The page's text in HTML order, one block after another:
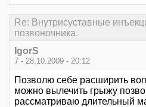
Re: Внутрисуставные
позвоночника.
IgorS
7 - 28.10.2009 - 20:12
Позволю себе расширить
можно вылечить грыжу
рассматриваю длительный